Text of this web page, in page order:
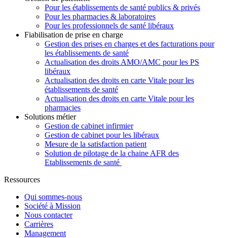
Pour les établissements de santé publics & privés
Pour les pharmacies & laboratoires
Pour les professionnels de santé libéraux
Fiabilisation de prise en charge
Gestion des prises en charges et des facturations pour
les établissements de santé
Actualisation des droits AMO/AMC pour les PS
libéraux
Actualisation des droits en carte Vitale pour les
établissements de santé
Actualisation des droits en carte Vitale pour les
pharmacies
Solutions métier
Gestion de cabinet infirmier
Gestion de cabinet pour les libéraux
Mesure de la satisfaction patient
Solution de pilotage de la chaine AFR des
Etablissements de santé
Ressources
Qui sommes-nous
Société à Mission
Nous contacter
Carrières
Management